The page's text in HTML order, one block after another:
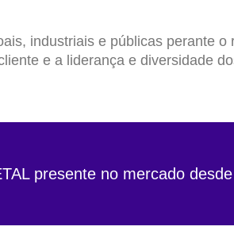
industriais e públicas perante o
e a liderança e diversidade
presente no mercado